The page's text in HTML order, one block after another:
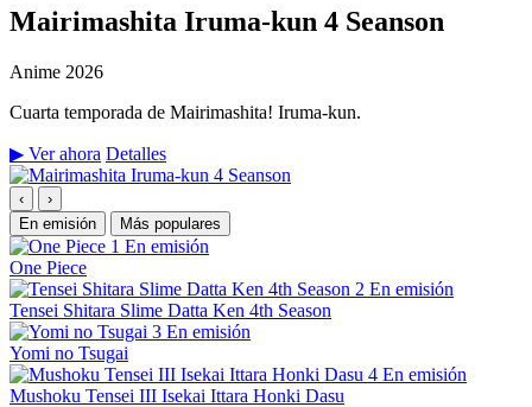
Mairimashita Iruma-kun 4 Seanson
Anime 2026
Cuarta temporada de Mairimashita! Iruma-kun.
▶ Ver ahora Detalles
‹
›
En emisión
Más populares
1 En emisión
One Piece
2 En emisión
Tensei Shitara Slime Datta Ken 4th Season
3 En emisión
Yomi no Tsugai
4 En emisión
Mushoku Tensei III Isekai Ittara Honki Dasu